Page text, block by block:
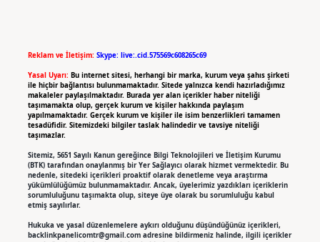
Reklam ve İletişim: Skype: live:.cid.575569c608265c69
Yasal Uyarı: Bu internet sitesi, herhangi bir marka, kurum veya şahıs şirketi
ile hiçbir bağlantısı bulunmamaktadır. Sitede yalnızca kendi hazırladığımız
makaleler paylaşılmaktadır. Burada yer alan içerikler haber niteliği
taşımamakta olup, gerçek kurum ve kişiler hakkında paylaşım
yapılmamaktadır. Gerçek kurum ve kişiler ile isim benzerlikleri tamamen
tesadüfidir. Sitemizdeki bilgiler taslak halindedir ve tavsiye niteliği
taşımazlar.
Sitemiz, 5651 Sayılı Kanun gereğince Bilgi Teknolojileri ve İletişim Kurumu
(BTK) tarafından onaylanmış bir Yer Sağlayıcı olarak hizmet vermektedir. Bu
nedenle, sitedeki içerikleri proaktif olarak denetleme veya araştırma
yükümlülüğümüz bulunmamaktadır. Ancak, üyelerimiz yazdıkları içeriklerin
sorumluluğunu taşımakta olup, siteye üye olarak bu sorumluluğu kabul
etmiş sayılırlar.
Hukuka ve yasal düzenlemelere aykırı olduğunu düşündüğünüz içerikleri,
backlinkpanelicomtr@gmail.comadresine bildirmeniz halinde, ilgili içerikler